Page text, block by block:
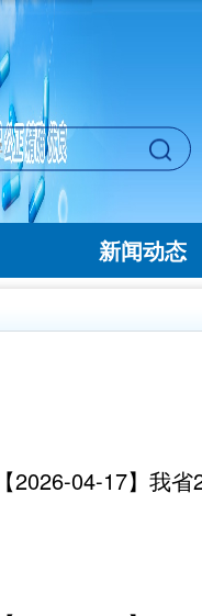
新闻动态
【2026-04-17】我